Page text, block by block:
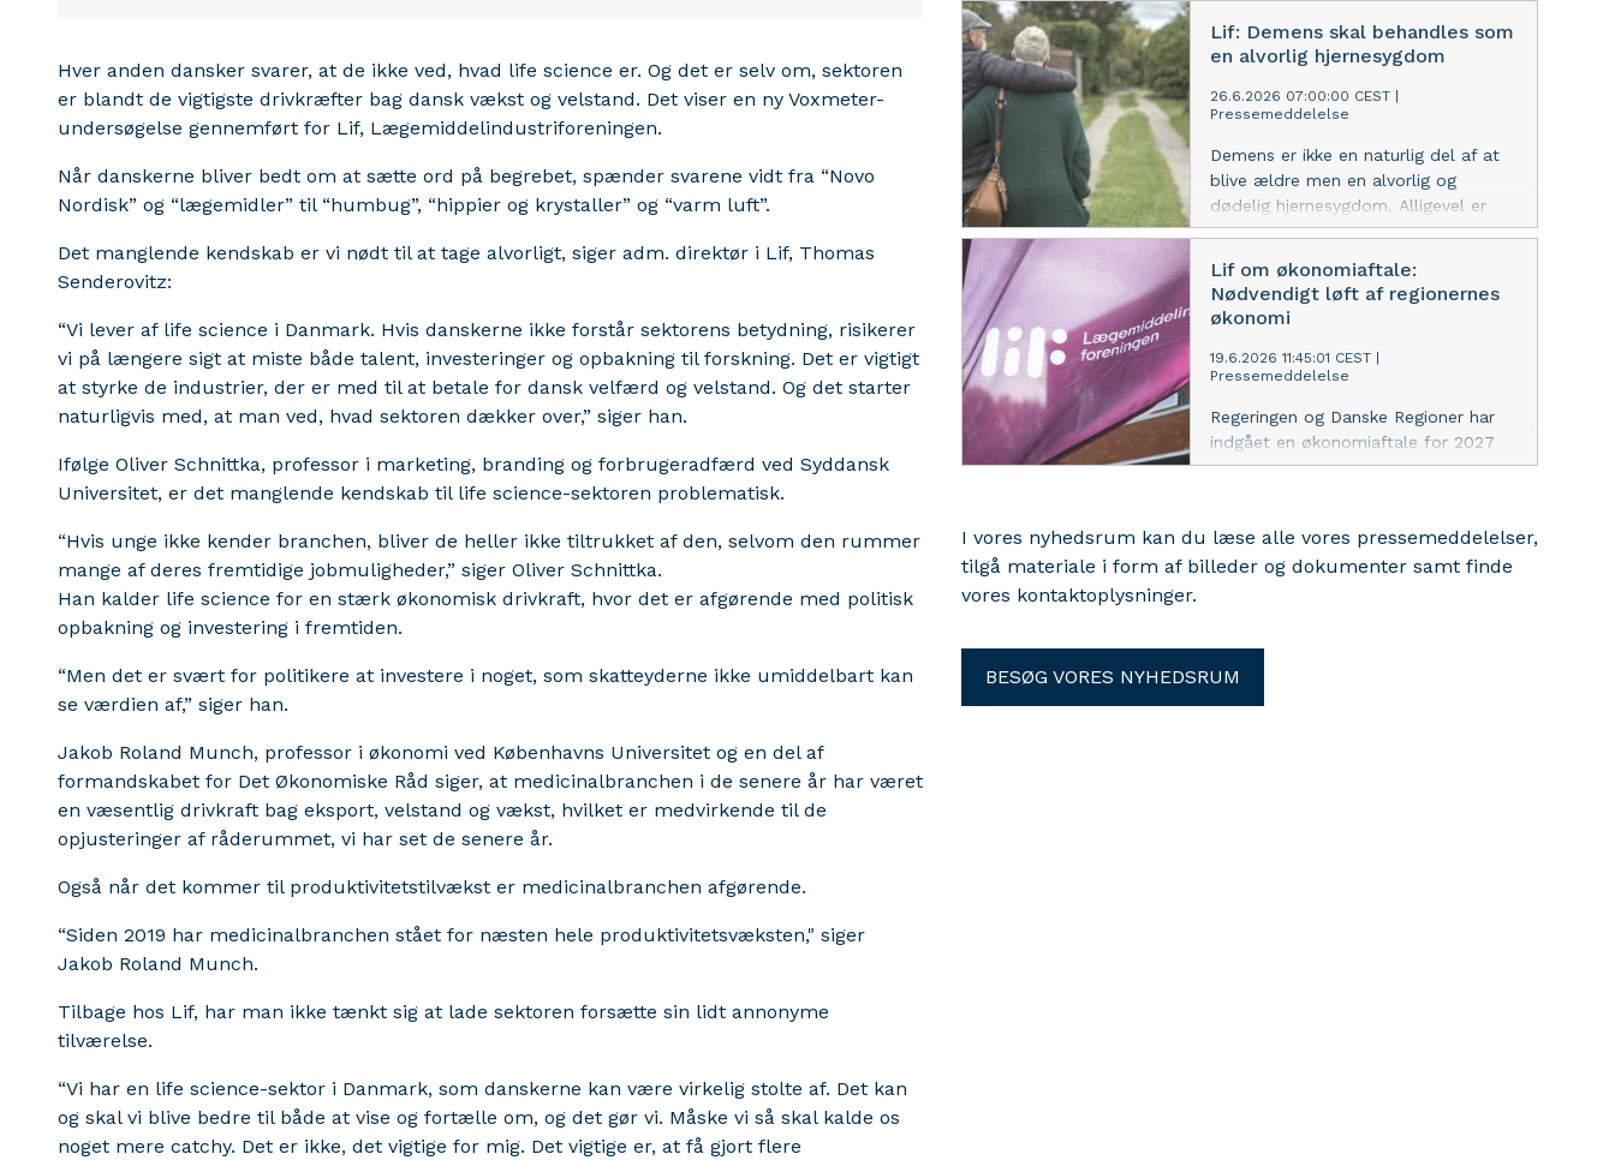
Hver anden dansker svarer, at de ikke ved, hvad life science er. Og det er selv om, sektoren
er blandt de vigtigste drivkræfter bag dansk vækst og velstand. Det viser en ny Voxmeter-
undersøgelse gennemført for Lif, Lægemiddelindustriforeningen.
Når danskerne bliver bedt om at sætte ord på begrebet, spænder svarene vidt fra “Novo
Nordisk” og “lægemidler” til “humbug”, “hippier og krystaller” og “varm luft”.
Det manglende kendskab er vi nødt til at tage alvorligt, siger adm. direktør i Lif, Thomas
Senderovitz:
“Vi lever af life science i Danmark. Hvis danskerne ikke forstår sektorens betydning, risikerer
vi på længere sigt at miste både talent, investeringer og opbakning til forskning. Det er vigtigt
at styrke de industrier, der er med til at betale for dansk velfærd og velstand. Og det starter
naturligvis med, at man ved, hvad sektoren dækker over,” siger han.
Ifølge Oliver Schnittka, professor i marketing, branding og forbrugeradfærd ved Syddansk
Universitet, er det manglende kendskab til life science-sektoren problematisk.
“Hvis unge ikke kender branchen, bliver de heller ikke tiltrukket af den, selvom den rummer
mange af deres fremtidige jobmuligheder,” siger Oliver Schnittka.
Han kalder life science for en stærk økonomisk drivkraft, hvor det er afgørende med politisk
opbakning og investering i fremtiden.
“Men det er svært for politikere at investere i noget, som skatteyderne ikke umiddelbart kan
se værdien af,” siger han.
Jakob Roland Munch, professor i økonomi ved Københavns Universitet og en del af
formandskabet for Det Økonomiske Råd siger, at medicinalbranchen i de senere år har været
en væsentlig drivkraft bag eksport, velstand og vækst, hvilket er medvirkende til de
opjusteringer af råderummet, vi har set de senere år.
Også når det kommer til produktivitetstilvækst er medicinalbranchen afgørende.
“Siden 2019 har medicinalbranchen stået for næsten hele produktivitetsvæksten," siger
Jakob Roland Munch.
Tilbage hos Lif, har man ikke tænkt sig at lade sektoren forsætte sin lidt annonyme
tilværelse.
“Vi har en life science-sektor i Danmark, som danskerne kan være virkelig stolte af. Det kan
og skal vi blive bedre til både at vise og fortælle om, og det gør vi. Måske vi så skal kalde os
noget mere catchy. Det er ikke, det vigtige for mig. Det vigtige er, at få gjort flere
medlem af bestyrelsen.
Lif: Demens skal behandles som
en alvorlig hjernesygdom
26.6.2026 07:00:00 CEST
Pressemeddelelse
Demens er ikke en naturlig del af at
blive ældre men en alvorlig og
dødelig hjernesygdom. Alligevel er
indsatsen i dag organiseret tættere
end sundhedsvæsenet, og det er et
stort problem,
mener Lægemiddelindustriforeningen,
Lif, som nu lancerer seks konkrete
anbefalinger til indsatsen.
Lif om økonomiaftale:
Nødvendigt løft af regionernes
økonomi
19.6.2026 11:45:01 CEST
Pressemeddelelse
Regeringen og Danske Regioner har
indgået en økonomiaftale for 2027
med en solid økonomisk ramme, og
lægemidler vækker tilfredshed i
Lægemiddelindustriforeningen.
I vores nyhedsrum kan du læse alle vores pressemeddelelser,
tilgå materiale i form af billeder og dokumenter samt finde
vores kontaktoplysninger.
BESØG VORES NYHEDSRUM